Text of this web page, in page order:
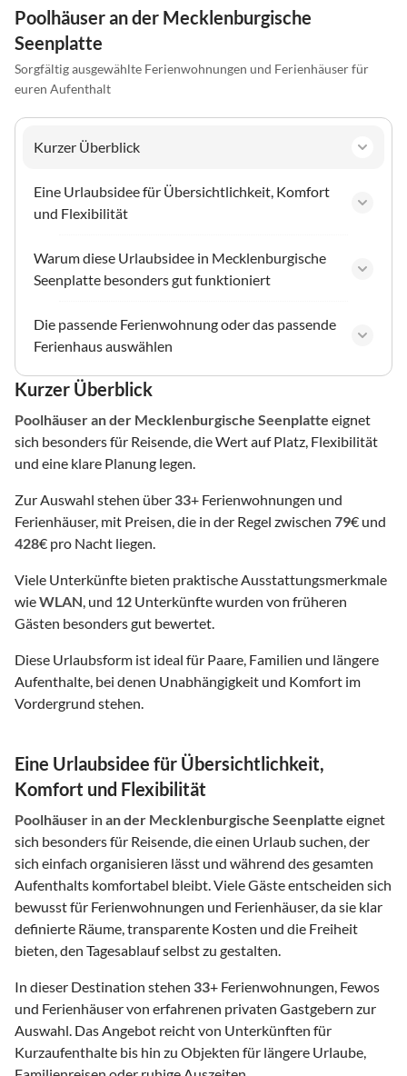
Poolhäuser an der Mecklenburgische
Seenplatte
Sorgfältig ausgewählte Ferienwohnungen und Ferienhäuser für
euren Aufenthalt
Kurzer Überblick
Eine Urlaubsidee für Übersichtlichkeit, Komfort
und Flexibilität
Warum diese Urlaubsidee in Mecklenburgische
Seenplatte besonders gut funktioniert
Die passende Ferienwohnung oder das passende
Ferienhaus auswählen
Kurzer Überblick
Poolhäuseran der Mecklenburgische Seenplatte eignet
sich besonders für Reisende, die Wert auf Platz, Flexibilität
und eine klare Planung legen.
Zur Auswahl stehen über 33+ Ferienwohnungen und
Ferienhäuser, mit Preisen, die in der Regel zwischen 79€ und
428€ pro Nacht liegen.
Viele Unterkünfte bieten praktische Ausstattungsmerkmale
wieWLAN , und 12 Unterkünfte wurden von früheren
Gästen besonders gut bewertet.
Diese Urlaubsform ist ideal für Paare, Familien und längere
Aufenthalte, bei denen Unabhängigkeit und Komfort im
Vordergrund stehen.
Eine Urlaubsidee für Übersichtlichkeit,
Komfort und Flexibilität
Poolhäuser in an der Mecklenburgische Seenplatte eignet
sich besonders für Reisende, die einen Urlaub suchen, der
sich einfach organisieren lässt und während des gesamten
Aufenthalts komfortabel bleibt. Viele Gäste entscheiden sich
bewusst für Ferienwohnungen und Ferienhäuser, da sie klar
definierte Räume, transparente Kosten und die Freiheit
bieten, den Tagesablauf selbst zu gestalten.
In dieser Destination stehen 33+ Ferienwohnungen, Fewos
und Ferienhäuser von erfahrenen privaten Gastgebern zur
Auswahl. Das Angebot reicht von Unterkünften für
Kurzaufenthalte bis hin zu Objekten für längere Urlaube,